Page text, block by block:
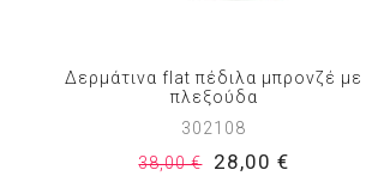
Δερμάτινα flat πέδιλα μπρονζέ με
πλεξούδα
302108
38,00 €
28,00 €